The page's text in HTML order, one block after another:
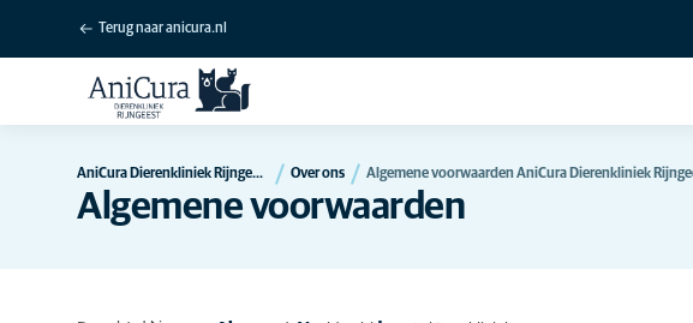
Terug naar anicura.nl
AniCura Dierenkliniek Rijngeest - Rijnsburg Over ons Algemene voorwaarden AniCura Dierenkliniek
Algemene voorwaarden